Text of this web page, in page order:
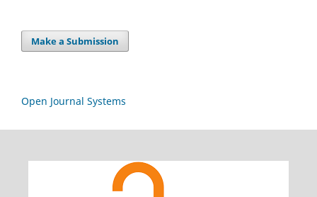
Make a Submission
Open Journal Systems